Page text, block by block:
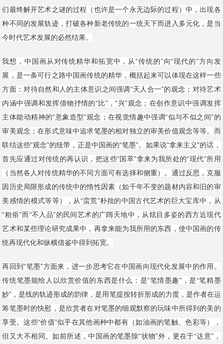
们最终解开艺术之谜的过程（也许是一个永无边际的过程）中，出现各
种不同的发展轨迹，打破各种新老传统的一统天下而进入多元化，是当
今时代艺术发展的必然结果。
我想，中国画从对传统精华和拓宽中，从“传统的”向“现代的”方向发
展，是一条可行之路中国画传统的精华，概括起来可以体现在这样一些
方面：对待自然和人的主体意识之间强调“天人合一”的观念；对待艺术
内涵中强调和发挥借物抒情的“比”，“兴”观念；在创作意识中强调发挥
主体能动精神的“意象造型”观念；在视觉情趣中强调“似与不似之间”的
审美观念；在形式意味中追求笔墨的相对独立的审美价值观念等等。而
联结这些“观念”的纽带，正是中国画的“笔墨”。如果说“拿来主义”的话，
首先应通过对传统的再认识，把这些“国萃”拿来为我所处的“现代”所用
（当然各人对传统精华的不同方面可有选择和侧重）。通过反思，克服
因历史局限形成的传统中的惰性因素（如千年不变的题材内容和旧的审
美感情的模式等等），从“蛮荒”朴拙的中国古代艺术的巨大宝库中，从
“粗俗”而“不入品”的民间艺术的广阔天地中，从炫目多姿的西方近现代
艺术和某些理论研究成果中，再拿来能为我所用的东西，使中国画的传
统再现代化和纵横借鉴中得到拓宽。
再回到“笔墨”方面来，进一步思考它在中国画向现代化发展中的作用。
传统笔墨能给人以欣赏价值的东西是什么：是“笔情墨趣”，是“笔精墨
妙”，是线的轨迹形成的韵律，是用笔提按转折形成的力度，是作者在运
筹笔墨时的快慰，是欣赏者在对笔墨的细观默察的玩味中所得到的美的
享受。这些“价值”似乎在其他画种中都有（如油画的笔触、色彩等），
但又大不相同。如前所述，中国画的笔墨除“状物”外，更在于“达意”，